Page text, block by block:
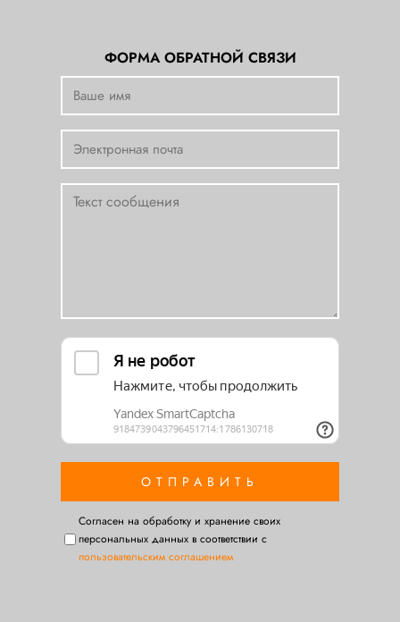
ФОРМА ОБРАТНОЙ СВЯЗИ
Cогласен на обработку и хранение своих
персональных данных в соответствии с
пользовательским соглашением